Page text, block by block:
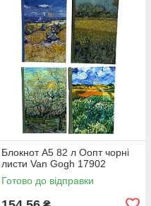
Блокнот А5 82 л Оопт чорні
листи Van Gogh 17902
Готово до відправки